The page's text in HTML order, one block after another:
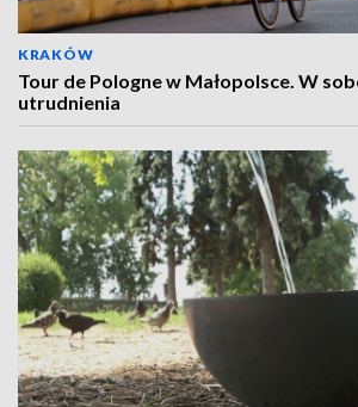
KRAKÓW
Tour de Pologne w Małopolsce. W
utrudnienia